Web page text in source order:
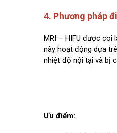
4. Phương pháp
MRI – HIFU được coi
này hoạt động dựa
nhiệt độ nội tại và bị
Ưu điểm: